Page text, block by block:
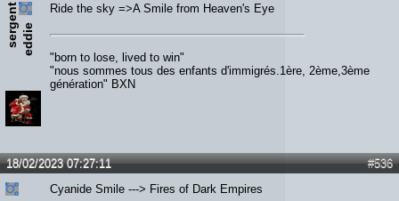
s
e
rg
e
n
t
e
d
d
ie
Ride the sky =>A Smile from Heaven's Eye
"born to lose, lived to win"
"nous sommes tous des enfants d'immigrés.1ère, 2ème,3ème
génération" BXN
#536
18/02/2023 07:27:11
Cyanide Smile ---> Fires of Dark Empires